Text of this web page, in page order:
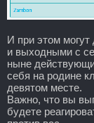
И при этом могут
и выходными с
ныне
себя на родине
девятом месте.
Важно, что вы
будете